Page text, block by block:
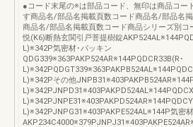
●コード末尾の※は部品コード、無印は商品コー
す商品名/部品名掲載頁数コード商品名/部品名
商品名/部品名掲載頁数コード商品シリーズ別コ
悦(K6)断熱玄関引戸菩提樹錠
L)※342P気密材･パッキン
QDG339※363PAKP524AR※144PQDCR33B(R･
L)※342Pその他
L)※342PJNPG31※403PAKPE524AL※144P気密